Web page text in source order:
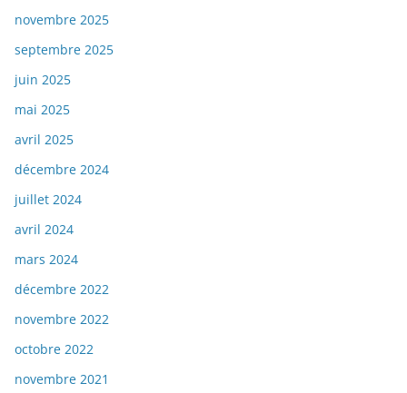
novembre 2025
septembre 2025
juin 2025
mai 2025
avril 2025
décembre 2024
juillet 2024
avril 2024
mars 2024
décembre 2022
novembre 2022
octobre 2022
novembre 2021